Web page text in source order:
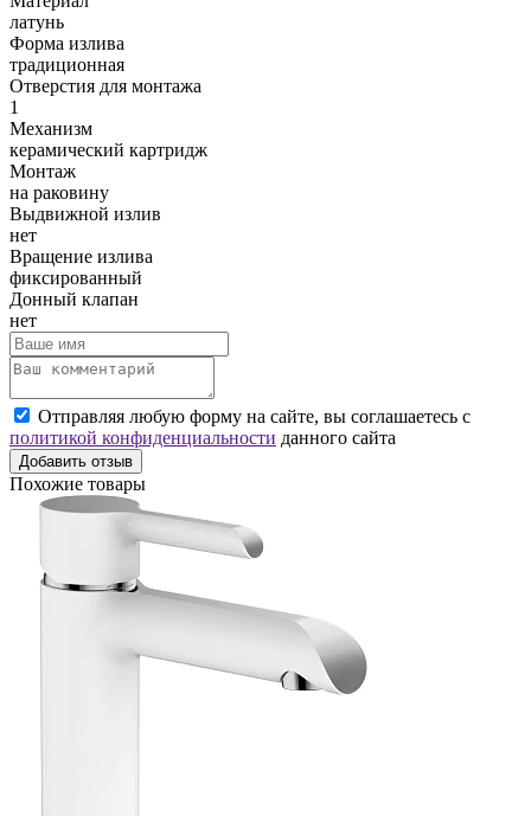
латунь
Форма излива
традиционная
Отверстия для монтажа
1
Механизм
керамический картридж
Монтаж
на раковину
Выдвижной излив
нет
Вращение излива
фиксированный
Донный клапан
нет
Отправляя любую форму на сайте, вы соглашаетесь с
политикой конфиденциальности данного сайта
Добавить отзыв
Похожие товары